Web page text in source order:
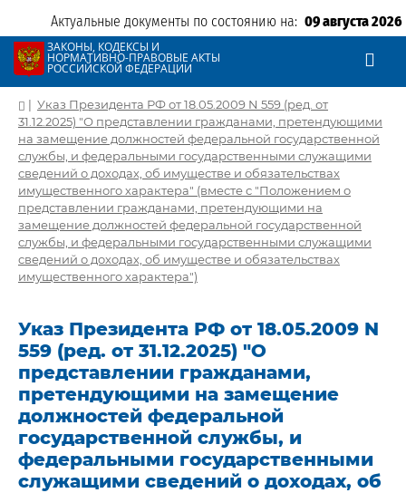
Актуальные документы по состоянию на: 09 августа 2026
ЗАКОНЫ, КОДЕКСЫ И
НОРМАТИВНО-ПРАВОВЫЕ АКТЫ
РОССИЙСКОЙ ФЕДЕРАЦИИ
| Указ Президента РФ от 18.05.2009 N 559 (ред. от
31.12.2025) "О представлении гражданами, претендующими
на замещение должностей федеральной государственной
службы, и федеральными государственными служащими
сведений о доходах, об имуществе и обязательствах
имущественного характера" (вместе с "Положением о
представлении гражданами, претендующими на
замещение должностей федеральной государственной
службы, и федеральными государственными служащими
сведений о доходах, об имуществе и обязательствах
имущественного характера")
Указ Президента РФ от 18.05.2009 N
559 (ред. от 31.12.2025) "О
представлении гражданами,
претендующими на замещение
должностей федеральной
государственной службы, и
федеральными государственными
служащими сведений о доходах, об